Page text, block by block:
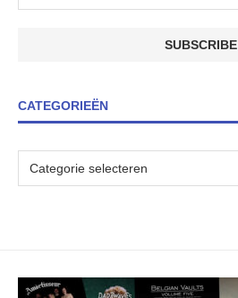
CATEGORIEËN